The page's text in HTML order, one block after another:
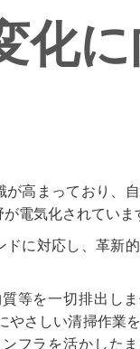
化
が高まっており、
電気化されていま
に対応し、革新
等を一切排出しま
やさしい清掃作業
フラを活かしたま